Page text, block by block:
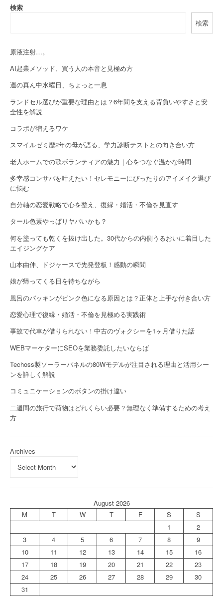
a
i
g
a
t
i
o
n
検索
検索
原液注射…。
AI起業メソッド、買う人の本音と見極め方
週の真ん中水曜日、ちょっと一息
ランドセル選びが重要な理由とは？6年間を支える背負いやすさと安
全性を解説
コラボが増えるワケ
スマイルゼミ歴2年の母が語る、学力診断テストとの向き合い方
老人ホームでの歌ボランティアの魅力｜心をつなぐ温かな時間
多幸感コンサバを叶えたい！セレモニーにぴったりのアイメイク選び
に悩む
自分軸の恋愛戦略で心を整え、復縁・婚活・不倫を見直す
タール色素やっぱりヤバいかも？
何を塗っても乾くを抜け出した。30代からの内側うるおいに着目した
エイジングケア
山本由伸、ドジャースで先発登板！感動の瞬間
娘が帰ってくる日を待ちながら
風呂のパッキンがピンク色になる原因とは？正体と上手な付き合い方
恋愛心理で復縁・婚活・不倫を見極める実践術
事故で代車が借りられない！中古のヴォクシーを1ヶ月借りた話
WEBマーケターにSEOを業務委託したいならば
Techoss製ソーラーパネルの80Wモデルが注目される理由と活用シー
ンを詳しく解説
コミュニケーションのボタンの掛け違い
二週間の旅行で荷物はどれくらい必要？無理なく準備するための考え
方
Archives
August 2026
M
T W T F S
S
1
2
3
4 5 6 7 8
9
10
11 12 13 14 15
16
17
18 19 20 21 22
23
24
25 26 27 28 29
30
31